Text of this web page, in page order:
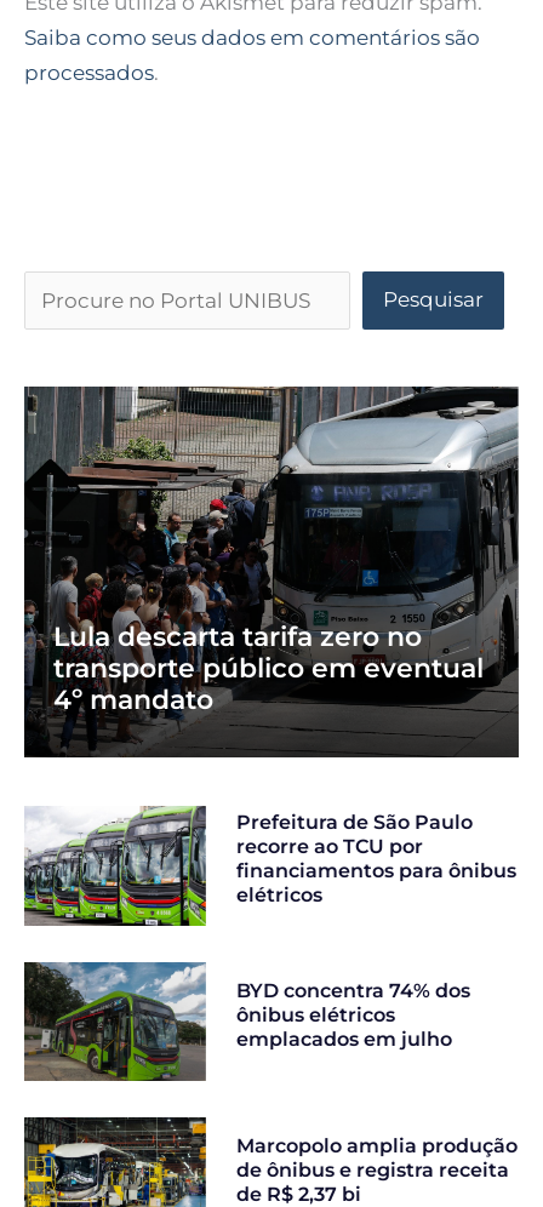
Saiba como seus dados em comentários são
processados.
Pesquisar
Lula descarta tarifa zero no
transporte público em eventual
4º mandato
Prefeitura de São Paulo
recorre ao TCU por
financiamentos para ônibus
elétricos
BYD concentra 74% dos
ônibus elétricos
emplacados em julho
Marcopolo amplia produção
de ônibus e registra receita
de R$ 2,37 bi